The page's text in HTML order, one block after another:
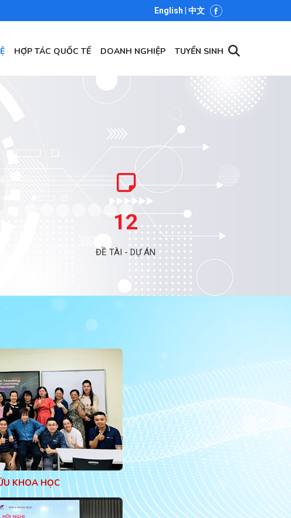
English 中文
HỢP TÁC QUỐC TẾ DOANH NGHIỆP TUYỂN SINH
12
ĐỀ TÀI - DỰ ÁN
KHOA HỌC